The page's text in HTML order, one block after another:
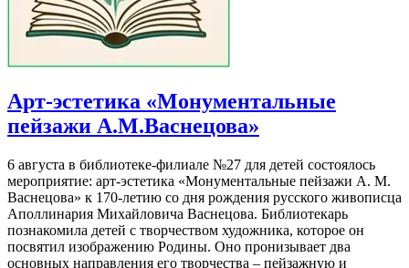
Арт-эстетика «Монументальные
пейзажи А.М.Васнецова»
6 августа в библиотеке-филиале №27 для детей состоялось
мероприятие: арт-эстетика «Монументальные пейзажи А. М.
Васнецова» к 170-летию со дня рождения русского живописца
Аполлинария Михайловича Васнецова. Библиотекарь
познакомила детей с творчеством художника, которое он
посвятил изображению Родины. Оно пронизывает два
основных направления его творчества – пейзажную и